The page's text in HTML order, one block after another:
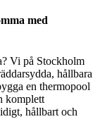
med
Vi på Stockholm
hållbara
en thermopool
komplett
hållbart och